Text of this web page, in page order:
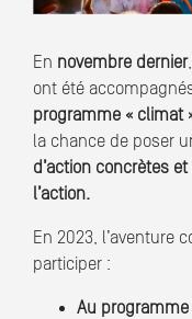
En novembre dernier
ont été
programme « climat
la chance de poser
d’action concrètes
l’action.
En 2023, l’aventure
participer :
Au